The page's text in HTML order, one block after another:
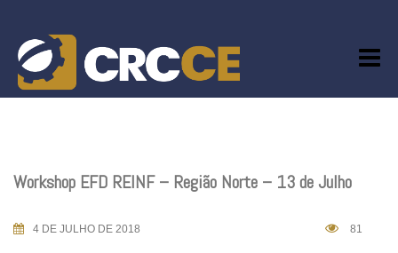
content
Workshop EFD REINF – Região Norte – 13 de Julho
4 DE JULHO DE 2018 81